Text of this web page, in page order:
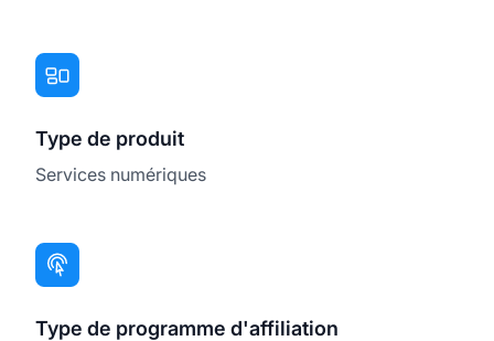
Type de produit
Services numériques
Type de programme d'affiliation